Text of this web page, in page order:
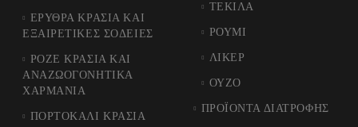
ΕΡΥΘΡΑ ΚΡΑΣΙΑ ΚΑΙ
ΕΞΑΙΡΕΤΙΚΕΣ ΣΟΔΕΙΕΣ
ΡΟΖΕ ΚΡΑΣΙΑ ΚΑΙ
ΑΝΑΖΩΟΓΟΝΗΤΙΚΑ
ΧΑΡΜΑΝΙΑ
ΠΟΡΤΟΚΑΛΙ ΚΡΑΣΙΑ
ΤΕΚΙΛΑ
ΡΟΥΜΙ
ΛΙΚΕΡ
ΟΥΖΟ
ΠΡΟΪΟΝΤΑ ΔΙΑΤΡΟΦΗΣ